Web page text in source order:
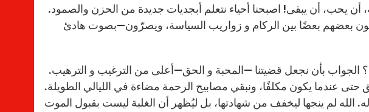
يحب، أن يبقى! اصبحنا أحياء نتعلم أبجديات جديدة من الحزن والصمود.
بعضهم بعضًا بين الركام و زواريب السياسة، ويصرّون—بصوت هادئ
الجواب بأن نجعل قضيتنا —المحبة و الحق—أعلى من الترغيب و الترهيب.
حتى عندما يكون مكلفًا، ونبقي مصابيح الرحمة مضاءة في الليالي الطويلة.
الله لم ينجها ليخفف من شهادتها، بل ليُظهر أن الغلبة ليست بقبول الموت